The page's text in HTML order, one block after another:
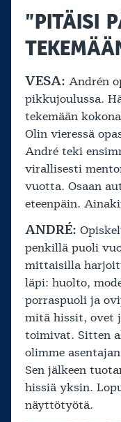
”PITÄISI
VESA: Andrén
pikkujoulussa.
tekemään
Olin vieressä
André teki
virallisesti
vuotta. Osaan
eteenpäin.
ANDRÉ:
penkillä puoli
mittaisilla
läpi: huolto,
porraspuoli ja
mitä hissit, ovet
toimivat. Sitten
olimme
Sen jälkeen
hissiä yksin.
näyttötyötä.